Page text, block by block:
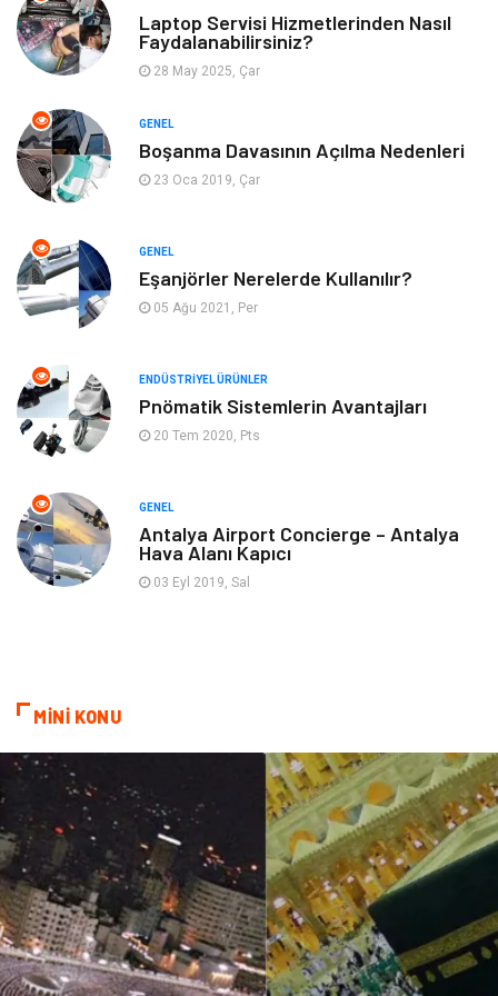
Otomotiv Eğitim Kurumları
Yapı İnşaat
Emlak Maden ve Metal
Mobilya Hizmet
Endüstriyel Ürünler
Aksesuar Bahçe Ev
Ambalaj
Markalar
Telekomünikasyon Basın Yayın
Dernekler ve Birlikler
Kiralama Servisleri Alüminyum
Doğal Enerji Kaynakları İşitme
Hediyelik Eşya Veteriner
Pazarlama Moda
Laptop Servisi Hizmetlerinden Nasıl
Faydalanabilirsiniz?
28 May 2025, Çar
GENEL
Boşanma Davasının Açılma Nedenleri
23 Oca 2019, Çar
GENEL
Eşanjörler Nerelerde Kullanılır?
05 Ağu 2021, Per
ENDÜSTRIYEL ÜRÜNLER
Pnömatik Sistemlerin Avantajları
20 Tem 2020, Pts
GENEL
Antalya Airport Concierge – Antalya
Hava Alanı Kapıcı
03 Eyl 2019, Sal
MİNİ KONU